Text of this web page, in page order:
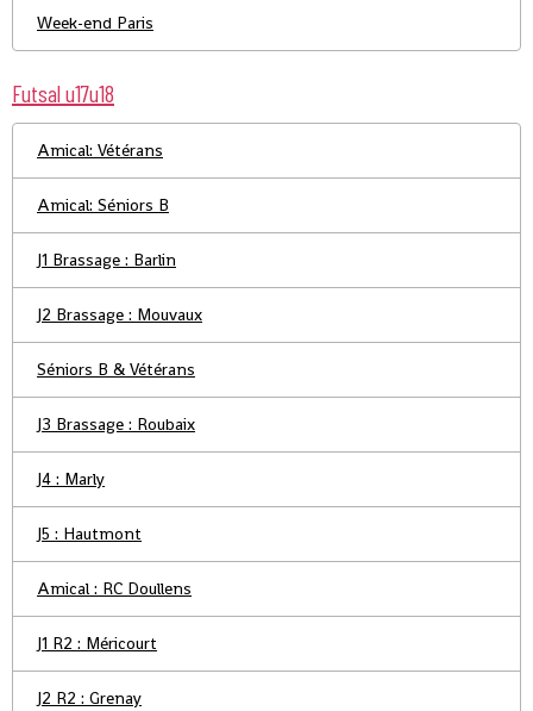
Week-end Paris
Futsal u17u18
Amical: Vétérans
Amical: Séniors B
J1 Brassage : Barlin
J2 Brassage : Mouvaux
Séniors B & Vétérans
J3 Brassage : Roubaix
J4 : Marly
J5 : Hautmont
Amical : RC Doullens
J1 R2 : Méricourt
J2 R2 : Grenay